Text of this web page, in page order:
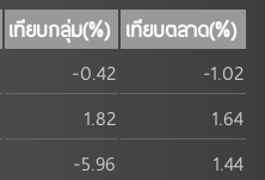
เทียบกลุ่ม(%) เทียบตลาด(%)
-0.42
-1.02
1.82
1.64
-5.96
1.44